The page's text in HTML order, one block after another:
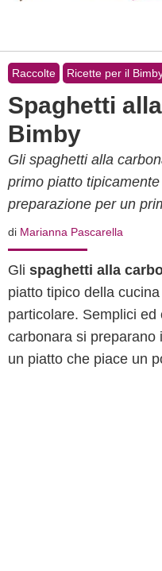
Raccolte Ricette per il
Spaghetti
Bimby
Gli spaghetti alla
primo piatto
preparazione per un
di Marianna Pascarella
Gli spaghetti alla
piatto tipico della
particolare. Semplici
carbonara si preparano
un piatto che piace un